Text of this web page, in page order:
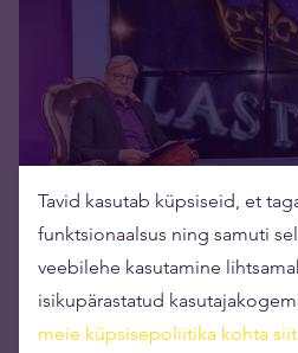
Kullastuudio: Meelis
investeering" (1. osa)
26.09.2019
Tavid kasutab küpsiseid, et
funktsionaalsus ning samuti
veebilehe kasutamine
isikupärastatud
meie küpsisepoliitika kohta siit